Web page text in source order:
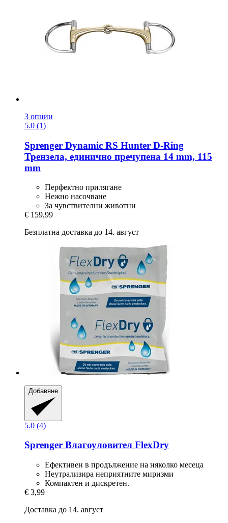
3 опции
5.0 (1)
Sprenger Dynamic RS Hunter D-​Ring
Трензела, единично пречупена 14 mm, 115
mm
Перфектно прилягане
Нежно насочване
За чувствителни животни
€ 159,99
Безплатна доставка до 14. август
Добавяне
5.0 (4)
Sprenger Влагоуловител FlexDry
Ефективен в продължение на няколко месеца
Неутрализира неприятните миризми
Компактен и дискретен.
€ 3,99
Доставка до 14. август